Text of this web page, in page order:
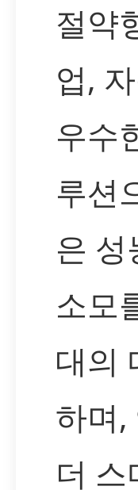
절약
업,
우수
루션
은
소모
대의
하며,
더